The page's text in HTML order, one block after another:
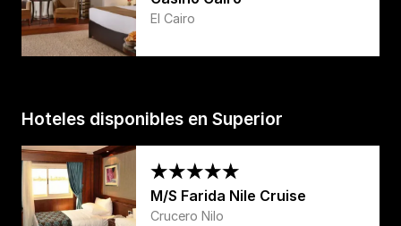
El Cairo
Hoteles disponibles en Superior
M/S Farida Nile Cruise
Crucero Nilo